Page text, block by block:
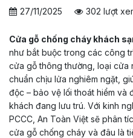
27/11/2025 302 lượt
Cửa gỗ chống cháy khách
như bắt buộc trong các công
cửa gỗ thông thường, loại cửa
chuẩn chịu lửa nghiêm ngặt,
độc – bảo vệ lối thoát hiểm và
khách đang lưu trú. Với kinh
PCCC, An Toàn Việt sẽ phân
cửa gỗ chống cháy và đâu là